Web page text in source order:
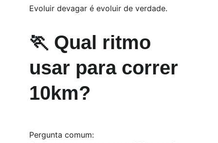
Evoluir devagar é evoluir de verdade.
🏃 Qual ritmo
usar para correr
10km?
Pergunta comum: